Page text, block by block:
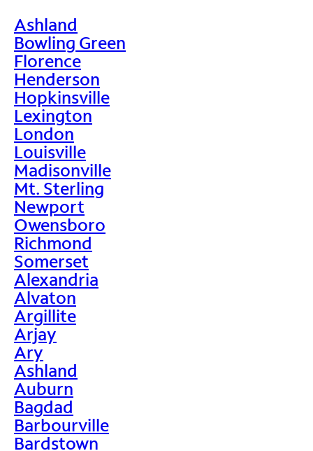
Ashland
Bowling Green
Florence
Henderson
Hopkinsville
Lexington
London
Louisville
Madisonville
Mt. Sterling
Newport
Owensboro
Richmond
Somerset
Alexandria
Alvaton
Argillite
Arjay
Ary
Ashland
Auburn
Bagdad
Barbourville
Bardstown